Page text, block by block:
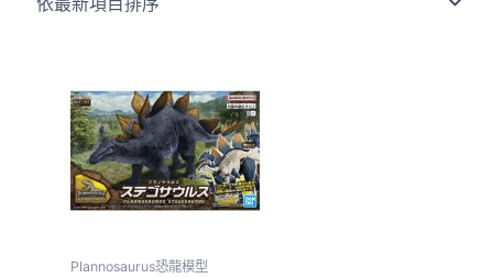
Plannosaurus恐龍模型